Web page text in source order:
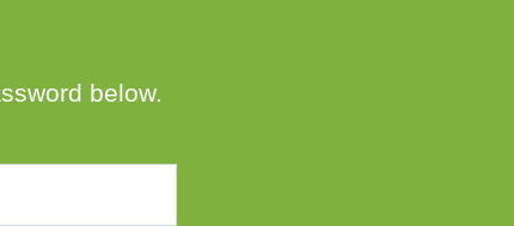
below.